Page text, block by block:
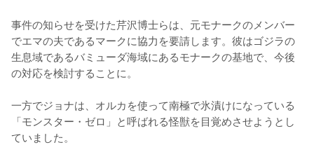
事件の知らせを受けた芹沢博士らは、元モナークのメンバー
でエマの夫であるマークに協力を要請します。彼はゴジラの
生息域であるバミューダ海域にあるモナークの基地で、今後
の対応を検討することに。
一方でジョナは、オルカを使って南極で氷漬けになっている
「モンスター・ゼロ」と呼ばれる怪獣を目覚めさせようとし
ていました。